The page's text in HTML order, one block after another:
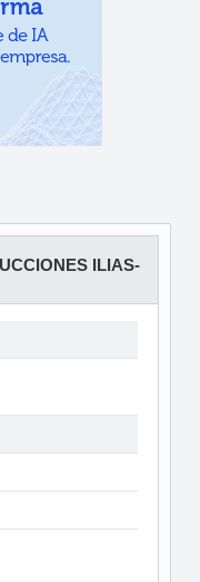
ILIAS-